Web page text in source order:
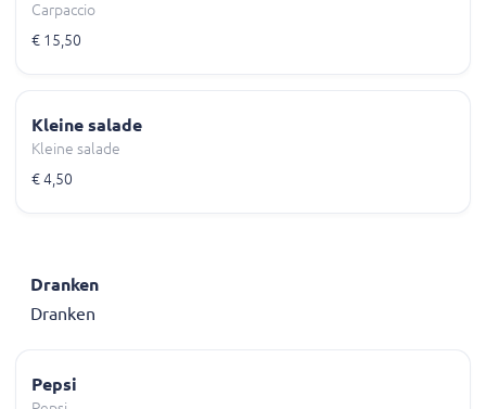
Carpaccio
€ 15,50
Kleine salade
Kleine salade
€ 4,50
Dranken
Dranken
Pepsi